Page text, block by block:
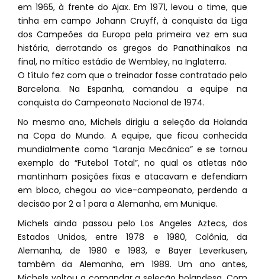
em 1965, à frente do Ajax. Em 1971, levou o time, que
tinha em campo Johann Cruyff, à conquista da Liga
dos Campeões da Europa pela primeira vez em sua
história, derrotando os gregos do Panathinaikos na
final, no mítico estádio de Wembley, na Inglaterra.
O título fez com que o treinador fosse contratado pelo
Barcelona. Na Espanha, comandou a equipe na
conquista do Campeonato Nacional de 1974.
No mesmo ano, Michels dirigiu a seleção da Holanda
na Copa do Mundo. A equipe, que ficou conhecida
mundialmente como “Laranja Mecânica” e se tornou
exemplo do “Futebol Total”, no qual os atletas não
mantinham posições fixas e atacavam e defendiam
em bloco, chegou ao vice-campeonato, perdendo a
decisão por 2 a 1 para a Alemanha, em Munique.
Michels ainda passou pelo Los Angeles Aztecs, dos
Estados Unidos, entre 1978 e 1980, Colônia, da
Alemanha, de 1980 e 1983, e Bayer Leverkusen,
também da Alemanha, em 1989. Um ano antes,